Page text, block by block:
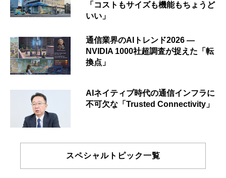
「コストもサイズも機能もちょうど
いい」
通信業界のAIトレンド2026 ―
NVIDIA 1000社超調査が捉えた「転
換点」
AIネイティブ時代の通信インフラに
不可欠な「Trusted Connectivity」
スペシャルトピック一覧